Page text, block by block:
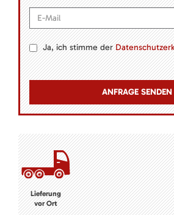
Ja, ich stimme der
Lieferung
vor Ort